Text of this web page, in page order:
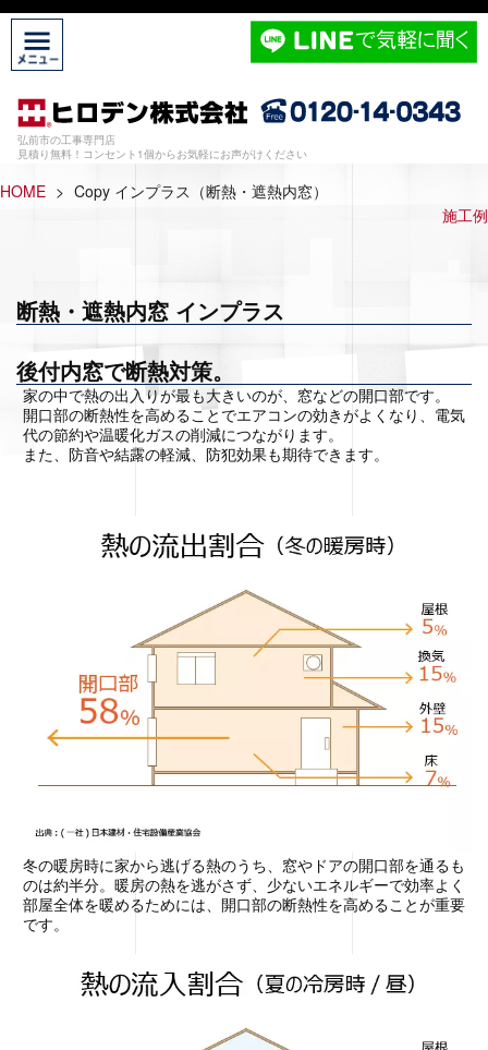
弘前市の工事専門店
見積り無料！コンセント1個からお気軽にお声がけください
HOME > Copy インプラス（断熱・遮熱内窓）
施工例
断熱・遮熱内窓 インプラス
後付内窓で断熱対策。
家の中で熱の出入りが最も大きいのが、窓などの開口部です。
開口部の断熱性を高めることでエアコンの効きがよくなり、電気
代の節約や温暖化ガスの削減につながります。
また、防音や結露の軽減、防犯効果も期待できます。
冬の暖房時に家から逃げる熱のうち、窓やドアの開口部を通るも
のは約半分。暖房の熱を逃がさず、少ないエネルギーで効率よく
部屋全体を暖めるためには、開口部の断熱性を高めることが重要
です。